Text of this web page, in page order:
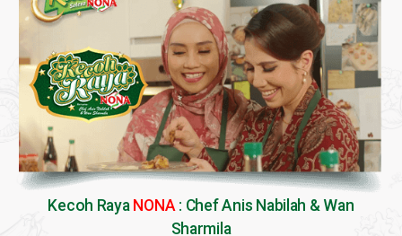
Kecoh Raya NONA : Chef Anis Nabilah & Wan
Sharmila